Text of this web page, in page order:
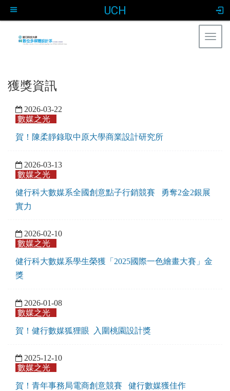
UCH
獲獎資訊
2026-03-22
數媒之光
賀！陳柔靜錄取中原大學商業設計研究所
2026-03-13
數媒之光
健行科大數媒系全國創意點子行銷競賽 勇奪2金2銀展
實力
2026-02-10
數媒之光
健行科大數媒系學生榮獲「2025國際一色繪畫大賽」金
獎
2026-01-08
數媒之光
賀！健行數媒狐狸眼 入圍桃園設計獎
2025-12-10
數媒之光
賀！青年事務局電商創意競賽 健行數媒獲佳作